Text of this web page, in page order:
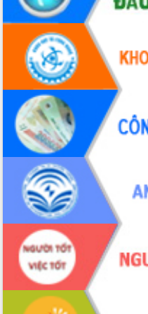
Hội thảo khoa học “Giải pháp thúc đẩy
phát triển nền kinh tế xanh tại tỉnh
Đắk Lắk”
Tăng cường giám sát, đôn đốc thực
hiện nhiệm vụ quản lý tài sản công
hàng tuần
Tháo gỡ những vướng mắc, đẩy mạnh
công tác cải cách thủ tục hành chính
tại Trung tâm Phục vụ hành chính
công tỉnh
Đắk Lắk: Tôn vinh 46 giải pháp tại Hội
thi Sáng tạo Kỹ thuật 2024 - 2025
Đắk Lắk rà soát, điều chỉnh Đề án 190
về phát triển nuôi trồng thủy sản
Phó Chủ tịch UBND tỉnh Đắk Lắk
Trương Công Thái kiểm tra thực địa
Dự án cao tốc Khánh Hòa - Buôn Ma
Thuột
Định vị cà phê Việt Nam như một “di
sản sống” trong dòng chảy toàn cầu